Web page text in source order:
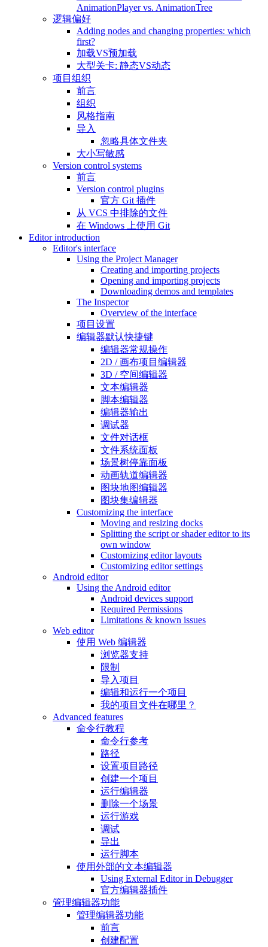
AnimationPlayer vs. AnimationTree
逻辑偏好
Adding nodes and changing properties: which
first?
加载VS预加载
大型关卡: 静态VS动态
项目组织
前言
组织
风格指南
导入
忽略具体文件夹
大小写敏感
Version control systems
前言
Version control plugins
官方 Git 插件
从 VCS 中排除的文件
在 Windows 上使用 Git
Editor introduction
Editor's interface
Using the Project Manager
Creating and importing projects
Opening and importing projects
Downloading demos and templates
The Inspector
Overview of the interface
项目设置
编辑器默认快捷键
编辑器常规操作
2D / 画布项目编辑器
3D / 空间编辑器
文本编辑器
脚本编辑器
编辑器输出
调试器
文件对话框
文件系统面板
场景树停靠面板
动画轨道编辑器
图块地图编辑器
图块集编辑器
Customizing the interface
Moving and resizing docks
Splitting the script or shader editor to its
own window
Customizing editor layouts
Customizing editor settings
Android editor
Using the Android editor
Android devices support
Required Permissions
Limitations & known issues
Web editor
使用 Web 编辑器
浏览器支持
限制
导入项目
编辑和运行一个项目
我的项目文件在哪里？
Advanced features
命令行教程
命令行参考
路径
设置项目路径
创建一个项目
运行编辑器
删除一个场景
运行游戏
调试
导出
运行脚本
使用外部的文本编辑器
Using External Editor in Debugger
官方编辑器插件
管理编辑器功能
管理编辑器功能
前言
创建配置